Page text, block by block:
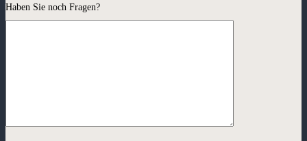
Haben Sie noch Fragen?